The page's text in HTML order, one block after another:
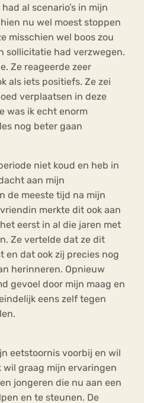
al scenario’s in mijn
nu wel moest stoppen
misschien wel boos zou
sollicitatie had verzwegen.
Ze reageerde zeer
als iets positiefs. Ze zei
verplaatsen in deze
was ik echt enorm
nog beter gaan
niet koud en heb in
aan mijn
de meeste tijd na mijn
merkte dit ook aan
eerst in al die jaren met
Ze vertelde dat ze dit
en dat ook zij precies nog
herinneren. Opnieuw
gevoel door mijn maag en
eens zelf tegen
eetstoornis voorbij en wil
wil graag mijn ervaringen
jongeren die nu aan een
en te steunen. De